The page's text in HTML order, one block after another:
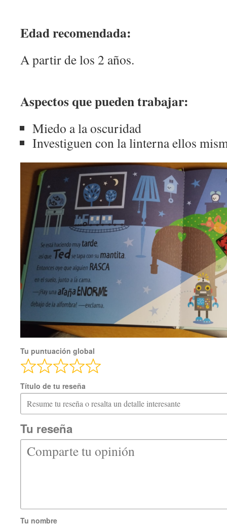
Edad recomendada:
A partir de los 2 años.
Aspectos que pueden trabajar:
Miedo a la oscuridad
Investiguen con la linterna ellos
Tu puntuación global
Título de tu reseña
Tu reseña
Tu nombre